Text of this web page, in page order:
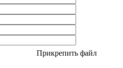
Прикрепить файл